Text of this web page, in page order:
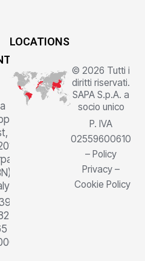
1,
LOCATIONS
© 2026 Tutti i
diritti riservati.
SAPA S.p.A. a
socio unico
P. IVA
02559600610
–Policy
Privacy –
Cookie Policy